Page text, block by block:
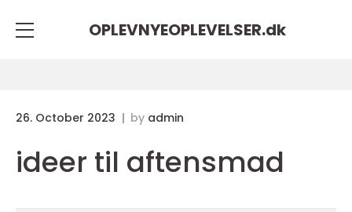
OPLEVNYEOPLEVELSER.dk
26. October 2023 by admin
ideer til aftensmad